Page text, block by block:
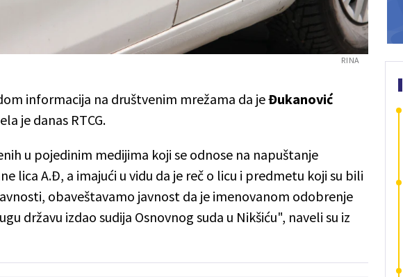
RINA
informacija na društvenim mrežama da jeĐukanović
je danas RTCG.
u pojedinim medijima koji se odnose na napuštanje
lica A.Đ, a imajući u vidu da je reč o licu i predmetu koji su bili
obaveštavamo javnost da je imenovanom odobrenje
državu izdao sudija Osnovnog suda u Nikšiću", naveli su iz